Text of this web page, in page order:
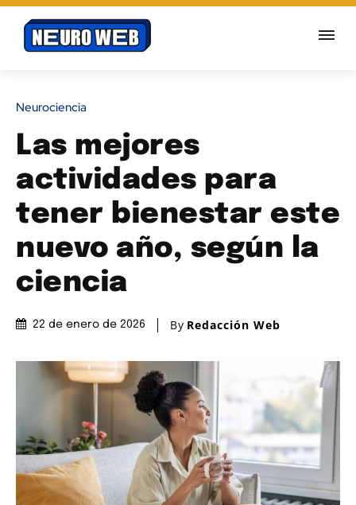
Neurociencia
Las mejores
actividades para
tener bienestar este
nuevo año, según la
ciencia
22 de enero de 2026 By Redacción Web